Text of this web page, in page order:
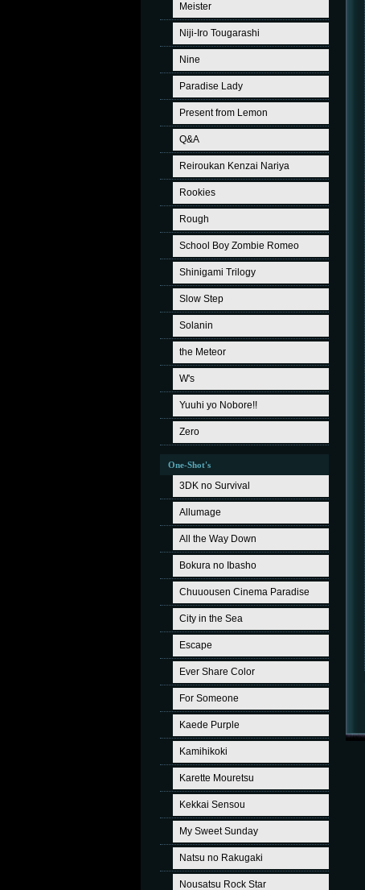
Meister
Niji-Iro Tougarashi
Nine
Paradise Lady
Present from Lemon
Q&A
Reiroukan Kenzai Nariya
Rookies
Rough
School Boy Zombie Romeo
Shinigami Trilogy
Slow Step
Solanin
the Meteor
W's
Yuuhi yo Nobore!!
Zero
One-Shot's
3DK no Survival
Allumage
All the Way Down
Bokura no Ibasho
Chuuousen Cinema Paradise
City in the Sea
Escape
Ever Share Color
For Someone
Kaede Purple
Kamihikoki
Karette Mouretsu
Kekkai Sensou
My Sweet Sunday
Natsu no Rakugaki
Nousatsu Rock Star